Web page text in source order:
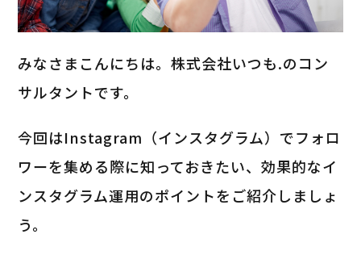
みなさまこんにちは。株式会社いつも.のコン
サルタントです。
今回はInstagram（インスタグラム）でフォロ
ワーを集める際に知っておきたい、効果的なイ
ンスタグラム運用のポイントをご紹介しましょ
う。